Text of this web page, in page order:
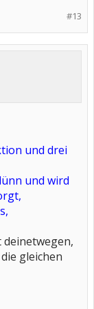
#13
und drei
und wird
deinetwegen,
gleichen